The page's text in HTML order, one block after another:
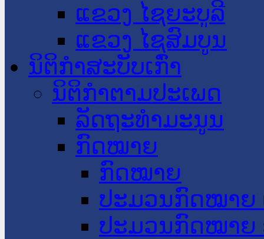
ແຂວງ ໄຊຍະບູລີ
ແຂວງ ໄຊສົມບູນ
ນິຕິກໍາສະບັບເກົ່າ
ນິຕິກຳຕາມປະເພດ
ລັດຖະທໍາມະນູນ
ກົດໝາຍ
ກົດໝາຍ
ປະມວນກົດໝາຍ
ປະມວນກົດໝາຍ